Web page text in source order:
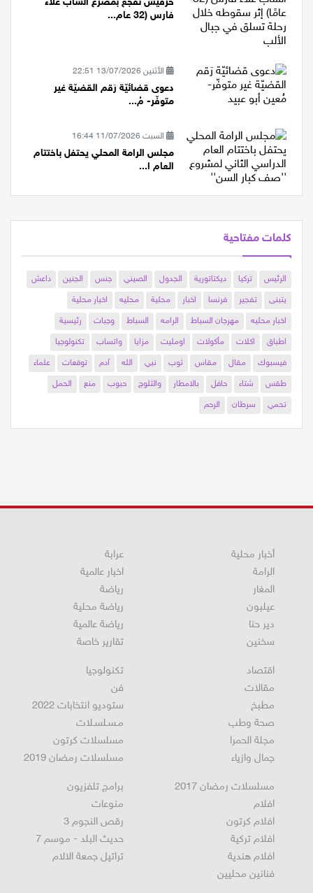
فارس (32 عام...
الأثنين 13/07/2026 22:51
دعوى قضائيّة رَقم القضيّة غير
متوفّر- مُ...
السبت 11/07/2026 16:44
مجلس الرامة المحلي يحتفل باختتام
العام ا...
كلمات مفتاحية
الرئيس تركيا ديكتاتورية الجدول الصيني جنس الجنين
داعش
يتبنى
تفجير فرنسا اخبار محلية محليه
اخبار محلية
اخبار محليه
مهرجان السباط الرامه السباط وجبات
رئيسية
اطباق
اكلات مأكولات اومليت مزايا واتساب
تكنولوجيا
فيسبوك
مقال مقاس ثوب نبي الله آدم توقعات
علماء
طقس
شتاء حافل بالامطار والثلوج حبوب منع
الحمل
تحمي
سرطان الرحم
أخبار محلية
الرامة
المغار
عيلبون
دير حنا
سخنين
عرابة
اخبار عالمية
رياضة
رياضة محلية
رياضة عالمية
تقارير خاصة
اقتصاد
مقالات
مطبخ
صحة وطب
مجلة الحمرا
جمال وازياء
تكنولوجيا
فن
ستوديو انتخابات 2022
مـسـلسـلات
مسلسلات كرتون
مسلسلات رمضان 2019
مسلسلات رمضان 2017
افلام
افلام كرتون
افلام تركية
افلام هندية
فنانين محليين
برامج تلفزيون
منوعات
رقص النجوم 3
حديث البلد - موسم 7
تراتيل جمعة الالام